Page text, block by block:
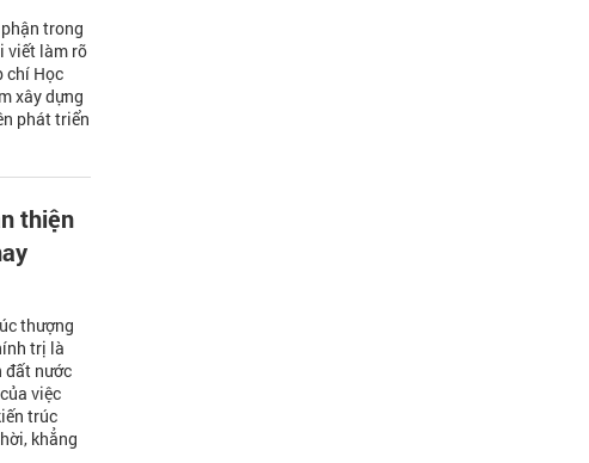
trong
viết làm rõ
chí Học
xây dựng
phát triển
thiện
thượng
trị là
đất nước
việc
trúc
khẳng